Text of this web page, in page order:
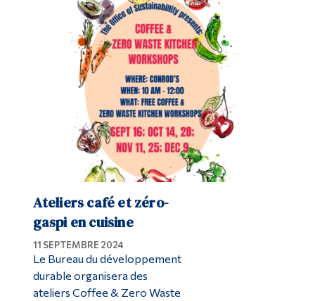
Ateliers café et zéro-
gaspi en cuisine
11 SEPTEMBRE 2024
Le Bureau du développement
durable organisera des
ateliers Coffee & Zero Waste